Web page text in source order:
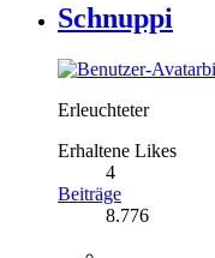
Schnuppi
Erleuchteter
Erhaltene Likes
4
Beiträge
8.776